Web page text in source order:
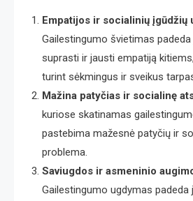
Empatijos ir socialinių įgūdžių
Gailestingumo švietimas
suprasti ir jausti empatiją
turint sėkmingus ir sveikus
Mažina patyčias ir socialinę
kuriose skatinamas
pastebima mažesnė patyčių ir
problema.
Saviugdos ir asmeninio
Gailestingumo ugdymas padeda